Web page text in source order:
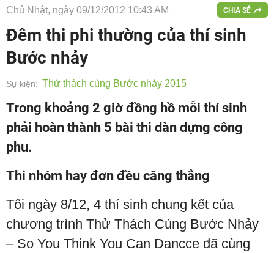
Chủ Nhật, ngày 09/12/2012 10:43 AM CHIA SẺ
Đêm thi phi thường của thí sinh
Bước nhảy
Sự kiện: Thử thách cùng Bước nhảy 2015
Trong khoảng 2 giờ đồng hồ mỗi thí sinh
phải hoàn thành 5 bài thi dàn dựng công
phu.
Thi nhóm hay đơn đều căng thẳng
Tối ngày 8/12, 4 thí sinh chung kết của
chương trình Thử Thách Cùng Bước Nhảy
– So You Think You Can Dancce đã cùng